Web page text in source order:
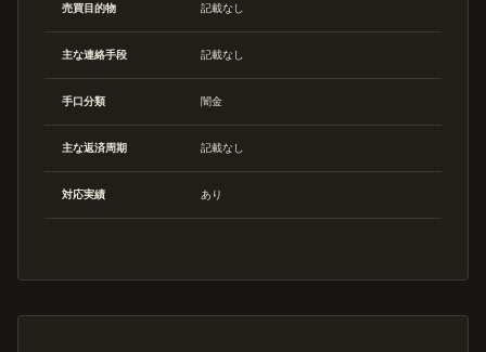
売買目的物 記載なし
主な連絡手段 記載なし
手口分類 闇金
主な返済周期 記載なし
対応実績 あり